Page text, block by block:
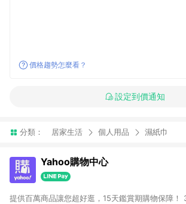
價格趨勢怎麼看？
設定到價通知
分類： 居家生活 個人用品 濕紙巾
Yahoo購物中心
提供百萬商品讓您超好逛，15天鑑賞期購物保障！